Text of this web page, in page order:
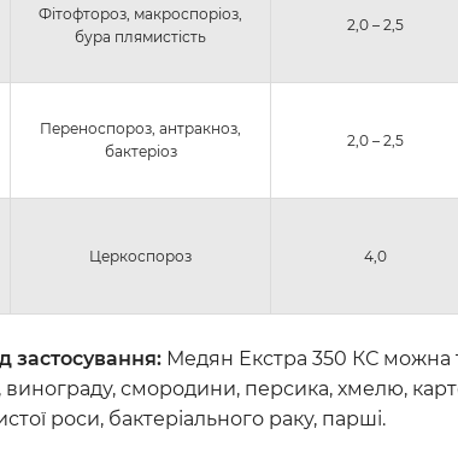
Фітофтороз, макроспоріоз,
бура плямистість
2,0 – 2,5
Переноспороз, антракноз,
бактеріоз
2,0 – 2,5
Церкоспороз 4,0
застосування: Медян Екстра 350 КС можна
винограду, смородини, персика, хмелю,
роси, бактеріального раку, парші.